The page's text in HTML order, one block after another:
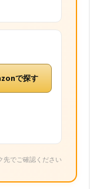
で探す
でご確認ください